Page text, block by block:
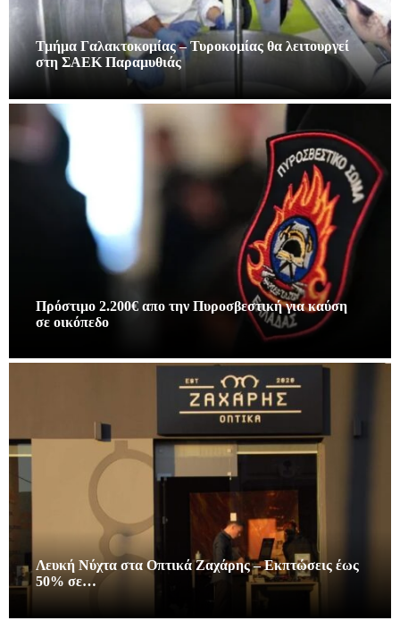
Τμήμα Γαλακτοκομίας – Τυροκομίας θα λειτουργεί
στη ΣΑΕΚ Παραμυθιάς
Πρόστιμο 2.200€ απο την Πυροσβεστική για καύση
σε οικόπεδο
Λευκή Νύχτα στα Οπτικά Ζαχάρης – Εκπτώσεις έως
50% σε…